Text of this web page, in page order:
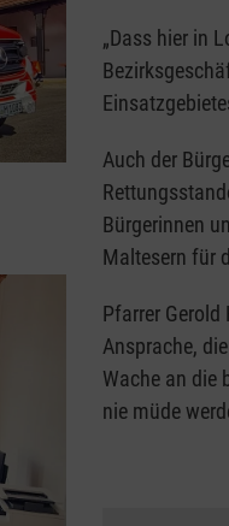
„Dass hier in
Auch der
Bürgerinnen
Maltesern für
Pfarrer
Ansprache,
Wache an die
nie müde